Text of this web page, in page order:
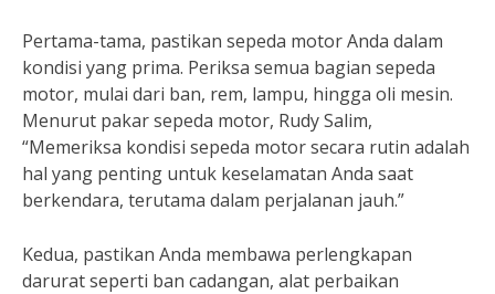
Pertama-tama, pastikan sepeda motor Anda dalam
kondisi yang prima. Periksa semua bagian sepeda
motor, mulai dari ban, rem, lampu, hingga oli mesin.
Menurut pakar sepeda motor, Rudy Salim,
“Memeriksa kondisi sepeda motor secara rutin adalah
hal yang penting untuk keselamatan Anda saat
berkendara, terutama dalam perjalanan jauh.”
Kedua, pastikan Anda membawa perlengkapan
darurat seperti ban cadangan, alat perbaikan